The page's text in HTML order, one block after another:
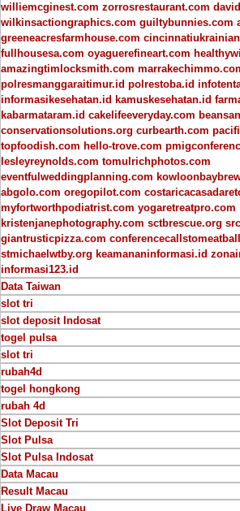
williemcginest.com zorrosrestaurant.com
wilkinsactiongraphics.com guiltybunnies.com
greeneacresfarmhouse.com
fullhousesa.com oyaguerefineart.com
amazingtimlocksmith.com
polresmanggaraitimur.id polrestoba.id
informasikesehatan.id kamuskesehatan.id
kabarmataram.id cakelifeeveryday.com
conservationsolutions.org curbearth.com
topfoodish.com hello-trove.com
lesleyreynolds.com tomulrichphotos.com
eventfulweddingplanning.com
abgolo.com oregopilot.com
myfortworthpodiatrist.com yogaretreatpro.com
kristenjanephotography.com sctbrescue.org
giantrusticpizza.com
stmichaelwtby.org keamananinformasi.id
informasi123.id
Data Taiwan
slot tri
slot deposit Indosat
togel pulsa
slot tri
rubah4d
togel hongkong
rubah 4d
Slot Deposit Tri
Slot Pulsa
Slot Pulsa Indosat
Data Macau
Result Macau
Live Draw Macau